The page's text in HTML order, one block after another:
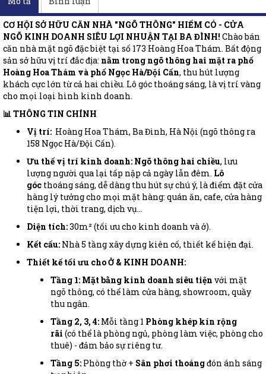
CƠ HỘI SỞ HỮU CĂN NHÀ "NGÕ THÔNG" HIẾM CÓ - CỬA
NGÕ KINH DOANH SIÊU LỢI NHUẬN TẠI BA ĐÌNH! Chào bán
căn nhà mặt ngõ đặc biệt tại số 173 Hoàng Hoa Thám. Bất động
sản sở hữu vị trí đắc địa: nằm trong ngõ thông hai mặt ra phố
Hoàng Hoa Thám và phố Ngọc Hà/Đội Cấn, thu hút lượng
khách cực lớn từ cả hai chiều. Lô góc thoáng sáng, là vị trí vàng
cho mọi loại hình kinh doanh.
📊 THÔNG TIN CHÍNH
Vị trí: Hoàng Hoa Thám, Ba Đình, Hà Nội (ngõ thông ra
158 Ngọc Hà/Đội Cấn).
Ưu thế vị trí kinh doanh: Ngõ thông hai chiều, lưu
lượng người qua lại tấp nập cả ngày lẫn đêm. Lô
góc thoáng sáng, dễ dàng thu hút sự chú ý, là điểm đặt cửa
hàng lý tưởng cho mọi mặt hàng: quán ăn, cafe, cửa hàng
tiện lợi, thời trang, dịch vụ...
Diện tích:30m² (tối ưu cho kinh doanh và ở).
Kết cấu: Nhà 5 tầng xây dựng kiên cố, thiết kế hiện đại.
Thiết kế tối ưu cho Ở & KINH DOANH:
Tầng 1: Mặt bằng kinh doanh siêu tiện với mặt
ngõ thông, có thể làm cửa hàng, showroom, quầy
thu ngân.
Tầng 2, 3, 4: Mỗi tầng 1 Phòng khép kín rộng
rãi (có thể là phòng ngủ, phòng làm việc, phòng cho
thuê) - đảm bảo sự riêng tư.
Tầng 5: Phòng thờ + Sân phơi thoángđón ánh sáng